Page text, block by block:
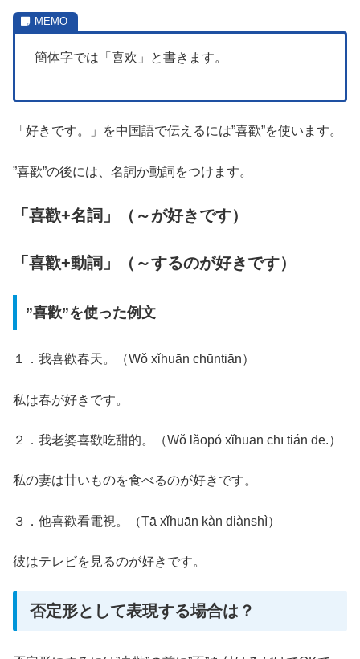
簡体字では「喜欢」と書きます。
「好きです。」を中国語で伝えるには”喜歡”を使います。
”喜歡”の後には、名詞か動詞をつけます。
「喜歡+名詞」（～が好きです）
「喜歡+動詞」（～するのが好きです）
”喜歡”を使った例文
１．我喜歡春天。（Wǒ xǐhuān chūntiān）
私は春が好きです。
２．我老婆喜歡吃甜的。（Wǒ lǎopó xǐhuān chī tián de.）
私の妻は甘いものを食べるのが好きです。
３．他喜歡看電視。（Tā xǐhuān kàn diànshì）
彼はテレビを見るのが好きです。
否定形として表現する場合は？